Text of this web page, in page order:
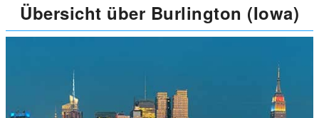
Übersicht über Burlington (Iowa)